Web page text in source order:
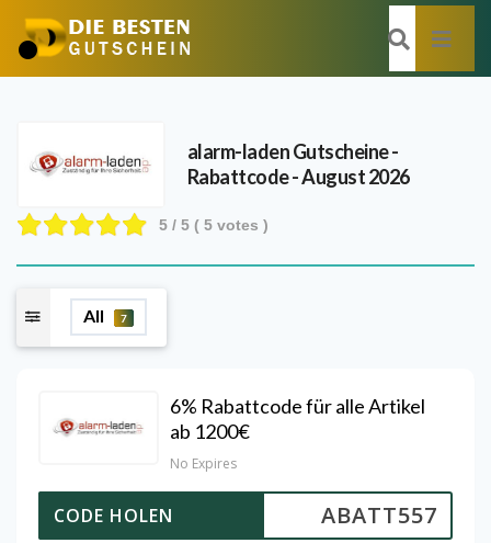
alarm-ladenGutscheine -
Rabattcode - August 2026
5 / 5 ( 5 votes )
All 7
6% Rabattcode für alle Artikel
ab 1200€
No Expires
ABATT557
CODE HOLEN